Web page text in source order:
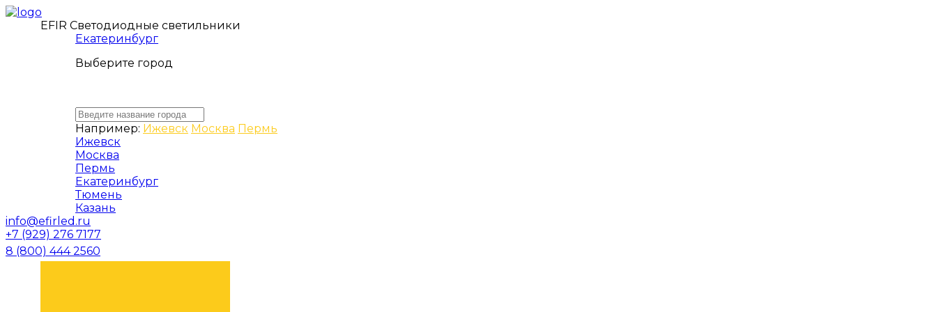
EFIR Светодиодные светильники
Екатеринбург
Выберите город
Например: Ижевск Москва Пермь
Ижевск
Москва
Пермь
Екатеринбург
Тюмень
Казань
info@efirled.ru
+7 (929) 276 7177
8 (800) 444 2560